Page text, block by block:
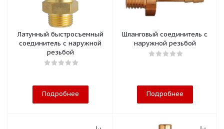
Латунный быстросъемный
соединитель с наружной
резьбой
Подробнее
Шланговый соединитель с
наружной резьбой
Подробнее